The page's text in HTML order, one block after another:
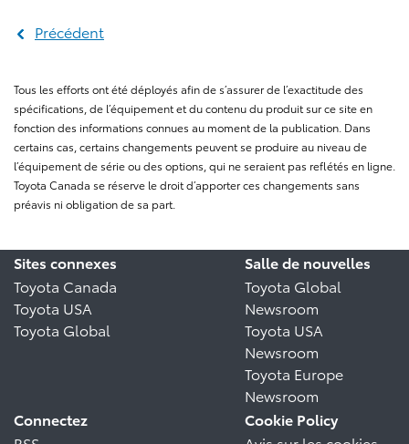
Précédent
Tous les efforts ont été déployés afin de s’assurer de l’exactitude des
spécifications, de l’équipement et du contenu du produit sur ce site en
fonction des informations connues au moment de la publication. Dans
certains cas, certains changements peuvent se produire au niveau de
l’équipement de série ou des options, qui ne seraient pas reflétés en ligne.
Toyota Canada se réserve le droit d’apporter ces changements sans
préavis ni obligation de sa part.
Sites connexes
Toyota Canada
Toyota USA
Toyota Global
Salle de nouvelles
Toyota Global
Newsroom
Toyota USA
Newsroom
Toyota Europe
Newsroom
Connectez
Cookie Policy